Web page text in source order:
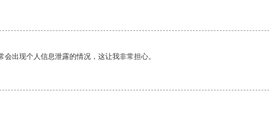
出现个人信息泄露的情况，这让我非常担心。